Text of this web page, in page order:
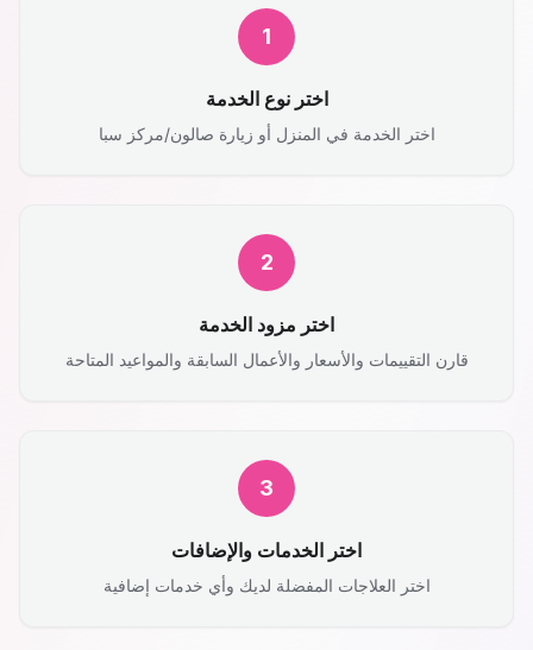
1
اختر نوع الخدمة
اختر الخدمة في المنزل أو زيارة صالون/مركز سبا
2
اختر مزود الخدمة
قارن التقييمات والأسعار والأعمال السابقة والمواعيد المتاحة
3
اختر الخدمات والإضافات
اختر العلاجات المفضلة لديك وأي خدمات إضافية